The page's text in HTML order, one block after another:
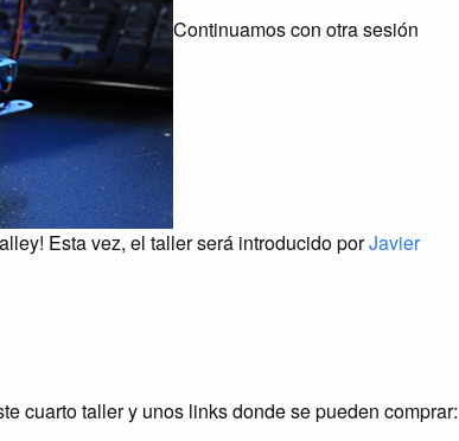
Continuamos con otra sesión
Esta vez, el taller será introducido porJavier
cuarto taller y unos links donde se pueden comprar: